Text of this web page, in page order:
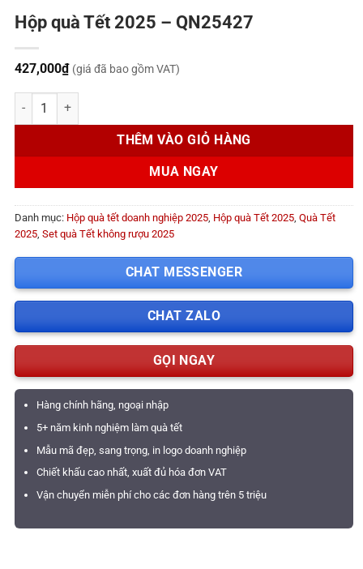
Hộp quà Tết 2025 – QN25427
427,000₫ (giá đã bao gồm VAT)
Hộp quà Tết 2025 - QN25427 số lượng
THÊM VÀO GIỎ HÀNG
MUA NGAY
Danh mục: Hộp quà tết doanh nghiệp 2025 Hộp quà Tết 2025 Quà Tết
2025 Set quà Tết không rượu 2025
CHAT MESSENGER
CHAT ZALO
GỌI NGAY
Hàng chính hãng, ngoại nhập
5+ năm kinh nghiệm làm quà tết
Mẫu mã đẹp, sang trọng, in logo doanh nghiệp
Chiết khấu cao nhất, xuất đủ hóa đơn VAT
Vận chuyển miễn phí cho các đơn hàng trên 5 triệu